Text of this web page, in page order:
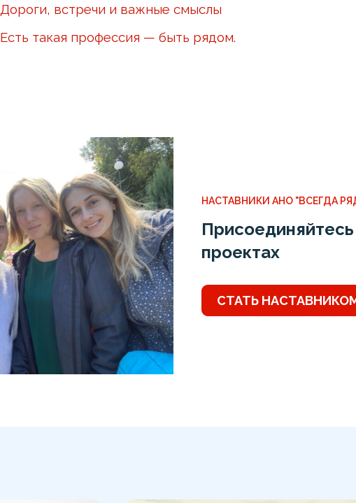
Дороги, встречи и важные смыслы
Есть такая профессия — быть рядом.
НАСТАВНИКИ АНО "ВСЕГДА
проектах
СТАТЬ